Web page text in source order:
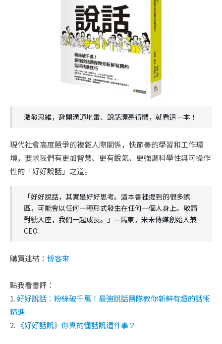
激發思維，避開溝通地雷、說話漂亮得體，就看這一本！
現代社會高度競爭的複雜人際關係，快節奏的學習和工作環
境，要求我們有更加智慧、更有銳氣、更強調科學性與可操作
性的「好好說話」之道。
「好好說話，其實是好好思考。這本書裡提到的很多誤
區，可能會以任何一種形式發生在任何一個人身上。敬請
對號入座，我們一起成長。」—馬東，米未傳媒創始人兼
CEO
購買連結： 博客來
點我看書評：
1.好好說話：粉絲破千萬！最強說話團隊教你新鮮有趣的話術
精進
2. 《好好話說》你真的懂話說這件事？